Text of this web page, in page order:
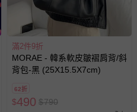
滿2件9折
MORAE - 韓系軟皮皺褶肩背/斜
背包-黑 (25X15.5X7cm)
62折
$490 $790